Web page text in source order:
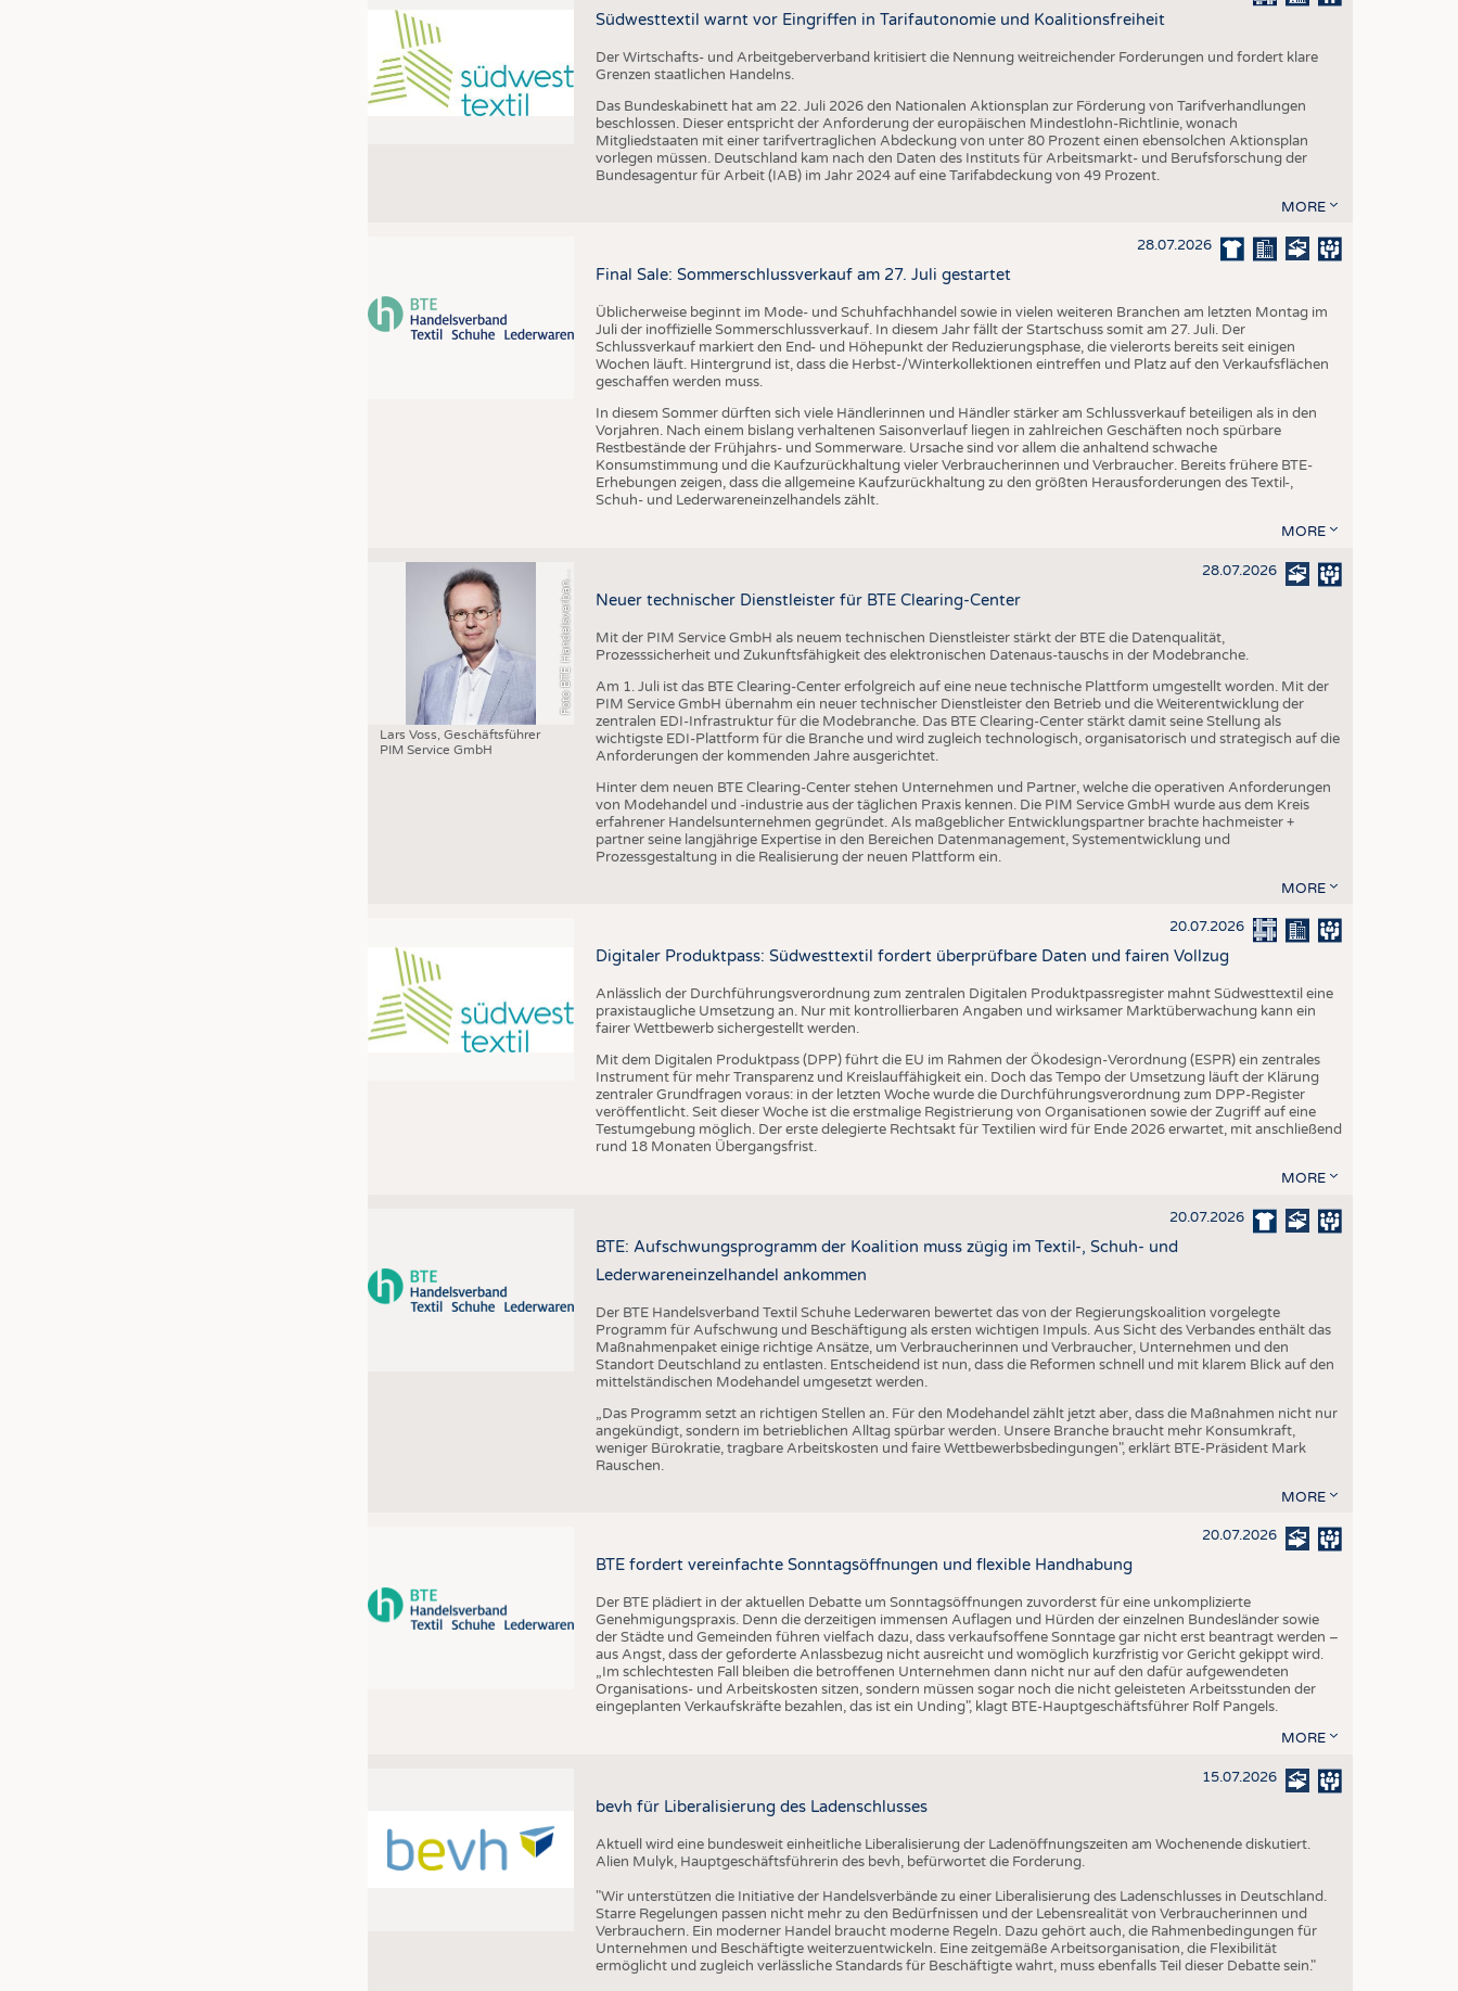
Südwesttextil warnt vor Eingriffen in Tarifautonomie und Koalitionsfreiheit
Der Wirtschafts- und Arbeitgeberverband kritisiert die Nennung weitreichender Forderungen und fordert klare
Grenzen staatlichen Handelns.
Das Bundeskabinett hat am 22. Juli 2026 den Nationalen Aktionsplan zur Förderung von Tarifverhandlungen
beschlossen. Dieser entspricht der Anforderung der europäischen Mindestlohn-Richtlinie, wonach
Mitgliedstaaten mit einer tarifvertraglichen Abdeckung von unter 80 Prozent einen ebensolchen Aktionsplan
vorlegen müssen. Deutschland kam nach den Daten des Instituts für Arbeitsmarkt- und Berufsforschung der
Bundesagentur für Arbeit (IAB) im Jahr 2024 auf eine Tarifabdeckung von 49 Prozent.
MORE
28.07.2026
Final Sale: Sommerschlussverkauf am 27. Juli gestartet
Üblicherweise beginnt im Mode- und Schuhfachhandel sowie in vielen weiteren Branchen am letzten Montag im
Juli der inoffizielle Sommerschlussverkauf. In diesem Jahr fällt der Startschuss somit am 27. Juli. Der
Schlussverkauf markiert den End- und Höhepunkt der Reduzierungsphase, die vielerorts bereits seit einigen
Wochen läuft. Hintergrund ist, dass die Herbst-/Winterkollektionen eintreffen und Platz auf den Verkaufsflächen
geschaffen werden muss.
In diesem Sommer dürften sich viele Händlerinnen und Händler stärker am Schlussverkauf beteiligen als in den
Vorjahren. Nach einem bislang verhaltenen Saisonverlauf liegen in zahlreichen Geschäften noch spürbare
Restbestände der Frühjahrs- und Sommerware. Ursache sind vor allem die anhaltend schwache
Konsumstimmung und die Kaufzurückhaltung vieler Verbraucherinnen und Verbraucher. Bereits frühere BTE-
Erhebungen zeigen, dass die allgemeine Kaufzurückhaltung zu den größten Herausforderungen des Textil-,
Schuh- und Lederwareneinzelhandels zählt.
MORE
o
t
o
B
T
E
H
a
n
d
e
l
s
v
e
r
b
a
n
d
T
e
x
t
i
l
S
c
h
u
h
e
L
e
d
e
r
w
a
r
e
Lars Voss, Geschäftsführer
PIM Service GmbH
28.07.2026
Neuer technischer Dienstleister für BTE Clearing-Center
Mit der PIM Service GmbH als neuem technischen Dienstleister stärkt der BTE die Datenqualität,
Prozesssicherheit und Zukunftsfähigkeit des elektronischen Datenaus-tauschs in der Modebranche.
Am 1. Juli ist das BTE Clearing-Center erfolgreich auf eine neue technische Plattform umgestellt worden. Mit der
PIM Service GmbH übernahm ein neuer technischer Dienstleister den Betrieb und die Weiterentwicklung der
zentralen EDI-Infrastruktur für die Modebranche. Das BTE Clearing-Center stärkt damit seine Stellung als
wichtigste EDI-Plattform für die Branche und wird zugleich technologisch, organisatorisch und strategisch auf die
Anforderungen der kommenden Jahre ausgerichtet.
Hinter dem neuen BTE Clearing-Center stehen Unternehmen und Partner, welche die operativen Anforderungen
von Modehandel und -industrie aus der täglichen Praxis kennen. Die PIM Service GmbH wurde aus dem Kreis
erfahrener Handelsunternehmen gegründet. Als maßgeblicher Entwicklungspartner brachte hachmeister +
partner seine langjährige Expertise in den Bereichen Datenmanagement, Systementwicklung und
Prozessgestaltung in die Realisierung der neuen Plattform ein.
MORE
20.07.2026
Digitaler Produktpass: Südwesttextil fordert überprüfbare Daten und fairen Vollzug
Anlässlich der Durchführungsverordnung zum zentralen Digitalen Produktpassregister mahnt Südwesttextil eine
praxistaugliche Umsetzung an. Nur mit kontrollierbaren Angaben und wirksamer Marktüberwachung kann ein
fairer Wettbewerb sichergestellt werden.
Mit dem Digitalen Produktpass (DPP) führt die EU im Rahmen der Ökodesign-Verordnung (ESPR) ein zentrales
Instrument für mehr Transparenz und Kreislauffähigkeit ein. Doch das Tempo der Umsetzung läuft der Klärung
zentraler Grundfragen voraus: in der letzten Woche wurde die Durchführungsverordnung zum DPP-Register
veröffentlicht. Seit dieser Woche ist die erstmalige Registrierung von Organisationen sowie der Zugriff auf eine
Testumgebung möglich. Der erste delegierte Rechtsakt für Textilien wird für Ende 2026 erwartet, mit anschließend
rund 18 Monaten Übergangsfrist.
MORE
20.07.2026
BTE: Aufschwungsprogramm der Koalition muss zügig im Textil-, Schuh- und
Lederwareneinzelhandel ankommen
Der BTE Handelsverband Textil Schuhe Lederwaren bewertet das von der Regierungskoalition vorgelegte
Programm für Aufschwung und Beschäftigung als ersten wichtigen Impuls. Aus Sicht des Verbandes enthält das
Maßnahmenpaket einige richtige Ansätze, um Verbraucherinnen und Verbraucher, Unternehmen und den
Standort Deutschland zu entlasten. Entscheidend ist nun, dass die Reformen schnell und mit klarem Blick auf den
mittelständischen Modehandel umgesetzt werden.
„Das Programm setzt an richtigen Stellen an. Für den Modehandel zählt jetzt aber, dass die Maßnahmen nicht nur
angekündigt, sondern im betrieblichen Alltag spürbar werden. Unsere Branche braucht mehr Konsumkraft,
weniger Bürokratie, tragbare Arbeitskosten und faire Wettbewerbsbedingungen", erklärt BTE-Präsident Mark
Rauschen.
MORE
20.07.2026
BTE fordert vereinfachte Sonntagsöffnungen und flexible Handhabung
Der BTE plädiert in der aktuellen Debatte um Sonntagsöffnungen zuvorderst für eine unkomplizierte
Genehmigungspraxis. Denn die derzeitigen immensen Auflagen und Hürden der einzelnen Bundesländer sowie
der Städte und Gemeinden führen vielfach dazu, dass verkaufsoffene Sonntage gar nicht erst beantragt werden –
aus Angst, dass der geforderte Anlassbezug nicht ausreicht und womöglich kurzfristig vor Gericht gekippt wird.
„Im schlechtesten Fall bleiben die betroffenen Unternehmen dann nicht nur auf den dafür aufgewendeten
Organisations- und Arbeitskosten sitzen, sondern müssen sogar noch die nicht geleisteten Arbeitsstunden der
eingeplanten Verkaufskräfte bezahlen, das ist ein Unding", klagt BTE-Hauptgeschäftsführer Rolf Pangels.
MORE
15.07.2026
bevh für Liberalisierung des Ladenschlusses
Aktuell wird eine bundesweit einheitliche Liberalisierung der Ladenöffnungszeiten am Wochenende diskutiert.
Alien Mulyk, Hauptgeschäftsführerin des bevh, befürwortet die Forderung.
"Wir unterstützen die Initiative der Handelsverbände zu einer Liberalisierung des Ladenschlusses in Deutschland.
Starre Regelungen passen nicht mehr zu den Bedürfnissen und der Lebensrealität von Verbraucherinnen und
Verbrauchern. Ein moderner Handel braucht moderne Regeln. Dazu gehört auch, die Rahmenbedingungen für
Unternehmen und Beschäftigte weiterzuentwickeln. Eine zeitgemäße Arbeitsorganisation, die Flexibilität
ermöglicht und zugleich verlässliche Standards für Beschäftigte wahrt, muss ebenfalls Teil dieser Debatte sein."